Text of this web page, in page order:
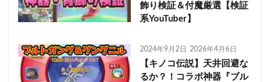
飾り検証＆付魔厳選【検証
系YouTuber】
2024年9月2日 2026年4月6日
【キノコ伝説】天井回避な
るか？！コラボ神器『ブル